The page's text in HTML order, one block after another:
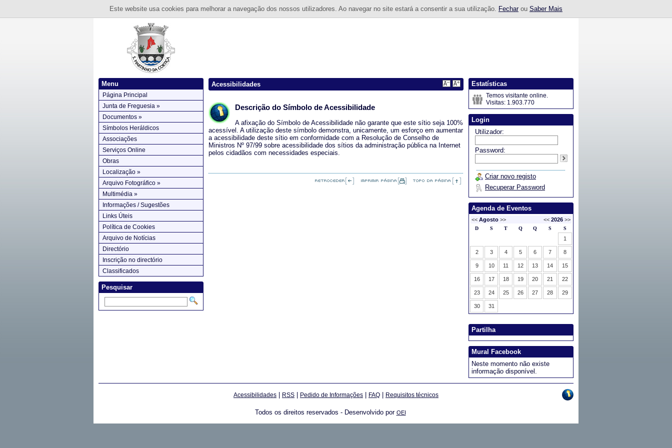
Este website usa cookies para melhorar a navegação dos nossos utilizadores. Ao navegar no site estará a consentir a sua utilização. Fecharou Saber Mais
Menu
Página Principal
Junta de Freguesia »
Documentos »
Símbolos Heráldicos
Associações
Serviços Online
Obras
Localização »
Arquivo Fotográfico »
Multimédia »
Informações / Sugestões
Links Úteis
Política de Cookies
Arquivo de Notícias
Directório
Inscrição no directório
Classificados
Pesquisar
Acessibilidades
Descrição do Símbolo de Acessibilidade
A afixação do Símbolo de Acessibilidade não garante que este sítio seja 100%
acessível. A utilização deste símbolo demonstra, unicamente, um esforço em aumentar
a acessibilidade deste sítio em conformidade com a Resolução de Conselho de
Ministros Nº 97/99 sobre acessibilidade dos sítios da administração pública na Internet
pelos cidadãos com necessidades especiais.
Estatísticas
Temos visitante online.
Visitas: 1.903.770
Login
Utilizador:
Password:
Criar novo registo
Recuperar Password
Agenda de Eventos
Partilha
Mural Facebook
Neste momento não existe
informação disponível.
Acessibilidades RSS Pedido de Informações FAQ Requisitos técnicos
Todos os direitos reservados - Desenvolvido por OEI